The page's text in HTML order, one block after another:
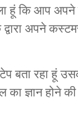
हूं कि आप
अपने
बता रहा हूं
ज्ञान होने